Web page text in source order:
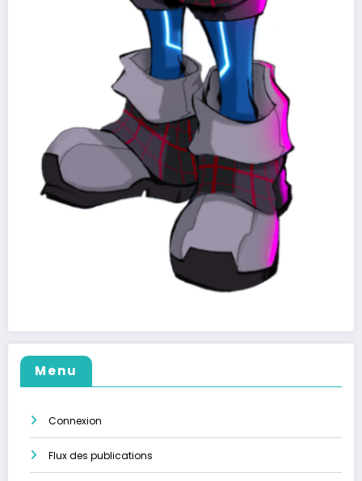
Menu
Connexion
Flux des publications